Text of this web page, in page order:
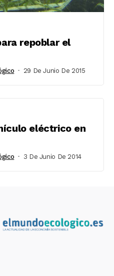
repoblar el
29 De Junio De 2015
eléctrico en
3 De Junio De 2014